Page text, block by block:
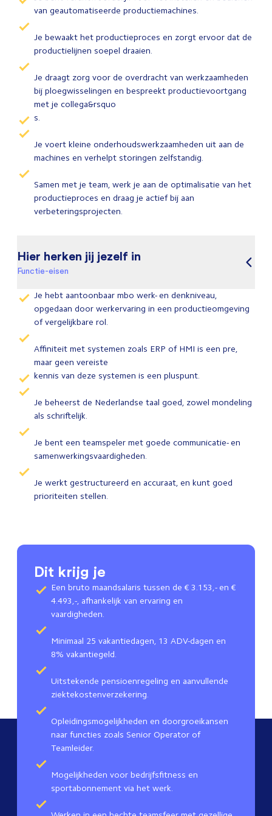
van geautomatiseerde productiemachines.
Je bewaakt het productieproces en zorgt ervoor dat de
productielijnen soepel draaien.
Je draagt zorg voor de overdracht van werkzaamheden
bij ploegwisselingen en bespreekt productievoortgang
met je collega&rsquo
s.
Je voert kleine onderhoudswerkzaamheden uit aan de
machines en verhelpt storingen zelfstandig.
Samen met je team, werk je aan de optimalisatie van het
productieproces en draag je actief bij aan
verbeteringsprojecten.
Hier herken jij jezelf in
Functie-eisen
Je hebt aantoonbaar mbo werk- en denkniveau,
opgedaan door werkervaring in een productieomgeving
of vergelijkbare rol.
Affiniteit met systemen zoals ERP of HMI is een pre,
maar geen vereiste
kennis van deze systemen is een pluspunt.
Je beheerst de Nederlandse taal goed, zowel mondeling
als schriftelijk.
Je bent een teamspeler met goede communicatie- en
samenwerkingsvaardigheden.
Je werkt gestructureerd en accuraat, en kunt goed
prioriteiten stellen.
Dit krijg je
Een bruto maandsalaris tussen de € 3.153,- en €
4.493,-, afhankelijk van ervaring en
vaardigheden.
Minimaal 25 vakantiedagen, 13 ADV-dagen en
8% vakantiegeld.
Uitstekende pensioenregeling en aanvullende
ziektekostenverzekering.
Opleidingsmogelijkheden en doorgroeikansen
naar functies zoals Senior Operator of
Teamleider.
Mogelijkheden voor bedrijfsfitness en
sportabonnement via het werk.